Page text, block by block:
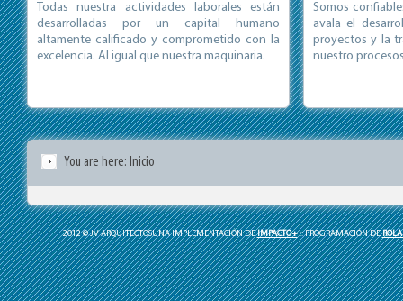
Todas nuestra actividades laborales están
desarrolladas por un capital humano
altamente calificado y comprometido con la
excelencia. Al igual que nuestra maquinaria.
Somos
avala el
proyectos y la
nuestro
You are here: Inicio
2012 © JV ARQUITECTOSUNA IMPLEMENTACIÓN DEIMPACTO+:: PROGRAMACIÓN DE